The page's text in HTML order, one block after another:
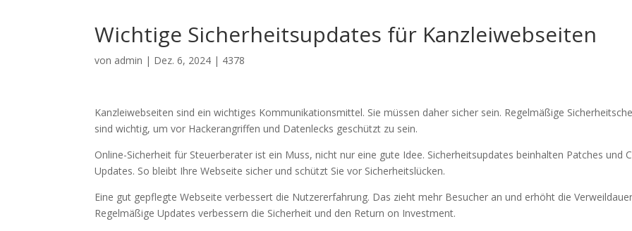
Wichtige Sicherheitsupdates für Kanzleiwebseiten
von admin | Dez. 6, 2024 | 4378
Kanzleiwebseiten sind ein wichtiges Kommunikationsmittel. Sie müssen daher sicher sein. Regelmäßige
sind wichtig, um vor Hackerangriffen und Datenlecks geschützt zu sein.
Online-Sicherheit für Steuerberater ist ein Muss, nicht nur eine gute Idee. Sicherheitsupdates beinhalten Patches und
Updates. So bleibt Ihre Webseite sicher und schützt Sie vor Sicherheitslücken.
Eine gut gepflegte Webseite verbessert die Nutzererfahrung. Das zieht mehr Besucher an und erhöht die
Regelmäßige Updates verbessern die Sicherheit und den Return on Investment.